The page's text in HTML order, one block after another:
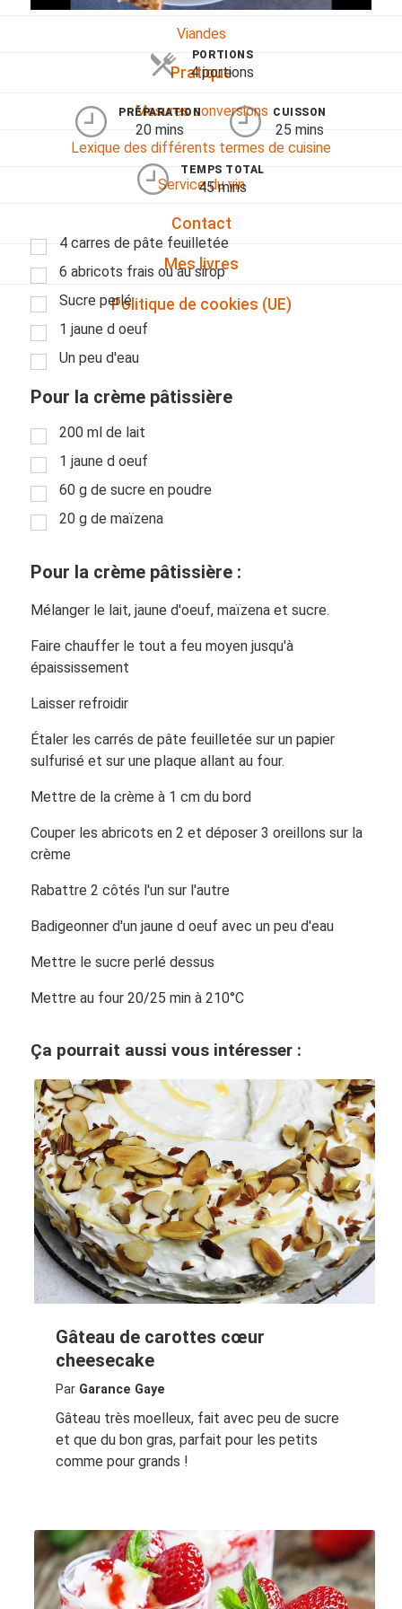
Viandes
Pratique
Mesures conversions
Lexique des différents termes de cuisine
Service du vin
Contact
Mes livres
Politique de cookies (UE)
PORTIONS
4 portions
PRÉPARATION
20 mins
CUISSON
25 mins
TEMPS TOTAL
45 mins
4 carres de pâte feuilletée
6 abricots frais ou au sirop
Sucre perlé
1 jaune d oeuf
Un peu d'eau
Pour la crème pâtissière
200 ml de lait
1 jaune d oeuf
60 g de sucre en poudre
20 g de maïzena
Pour la crème pâtissière :
Mélanger le lait, jaune d'oeuf, maïzena et sucre.
Faire chauffer le tout a feu moyen jusqu'à
épaississement
Laisser refroidir
Étaler les carrés de pâte feuilletée sur un papier
sulfurisé et sur une plaque allant au four.
Mettre de la crème à 1 cm du bord
Couper les abricots en 2 et déposer 3 oreillons sur la
crème
Rabattre 2 côtés l'un sur l'autre
Badigeonner d'un jaune d oeuf avec un peu d'eau
Mettre le sucre perlé dessus
Mettre au four 20/25 min à 210°C
Ça pourrait aussi vous intéresser :
Gâteau de carottes cœur
cheesecake
Par Garance Gaye
Gâteau très moelleux, fait avec peu de sucre
et que du bon gras, parfait pour les petits
comme pour grands !